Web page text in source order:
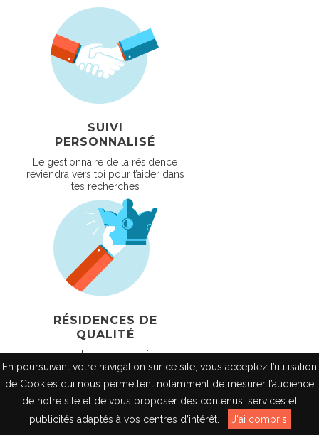
En poursuivant votre navigation sur ce site, vous acceptez l’utilisation
de Cookies qui nous permettent notamment de mesurer l’audience
de notre site et de vous proposer des contenus, services et
publicités adaptés à vos centres d’intérêt.
J'ai compris
SUIVI
PERSONNALISÉ
Le gestionnaire de la résidence
reviendra vers toi pour t’aider dans
tes recherches
RÉSIDENCES DE
QUALITÉ
Les meilleures prestations
proposées par nos résidences